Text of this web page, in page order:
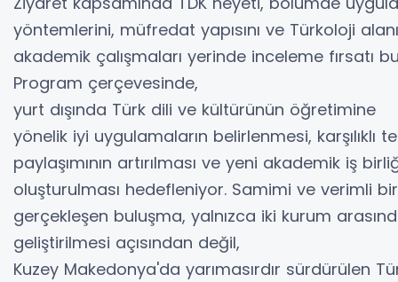
yöntemlerini, müfredat yapısını ve Türkoloji
akademik çalışmaları yerinde inceleme fırsatı
Program çerçevesinde,
yurt dışında Türk dili ve kültürünün öğretimine
yönelik iyi uygulamaların belirlenmesi, karşılıklı
paylaşımının artırılması ve yeni akademik iş
oluşturulması hedefleniyor. Samimi ve verimli
gerçekleşen buluşma, yalnızca iki kurum
geliştirilmesi açısından değil,
Kuzey Makedonya'da yarımasırdır sürdürülen